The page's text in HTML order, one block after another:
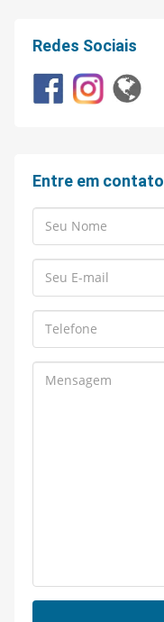
Redes Sociais
Entre em contato